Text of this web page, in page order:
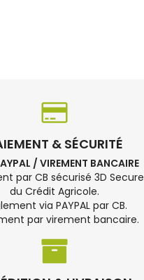
& SÉCURITÉ
/ VIREMENT BANCAIRE
par CB sécurisé 3D Secure
du Crédit Agricole.
via PAYPAL par CB.
par virement bancaire.